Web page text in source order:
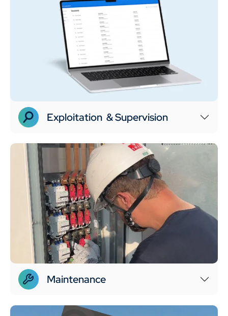
Exploitation & Supervision
Maintenance